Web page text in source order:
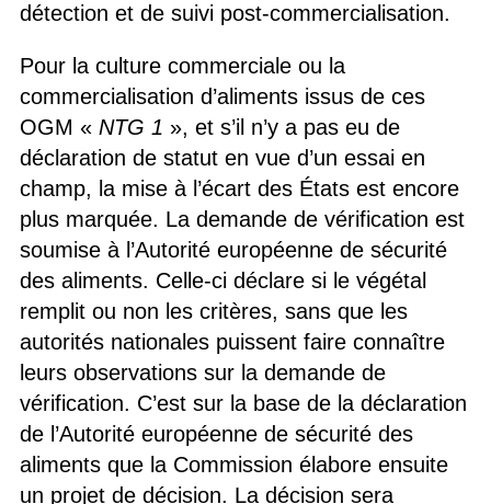
détection et de suivi post-commercialisation.
Pour la culture commerciale ou la
commercialisation d’aliments issus de ces
OGM « NTG 1 », et s’il n’y a pas eu de
déclaration de statut en vue d’un essai en
champ, la mise à l’écart des États est encore
plus marquée. La demande de vérification est
soumise à l’Autorité européenne de sécurité
des aliments. Celle-ci déclare si le végétal
remplit ou non les critères, sans que les
autorités nationales puissent faire connaître
leurs observations sur la demande de
vérification. C’est sur la base de la déclaration
de l’Autorité européenne de sécurité des
aliments que la Commission élabore ensuite
un projet de décision. La décision sera